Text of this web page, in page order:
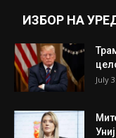
ИЗБОР НА
July